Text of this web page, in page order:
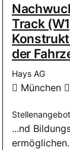
Track
der
Hays AG
München
Stellenangebot
...nd